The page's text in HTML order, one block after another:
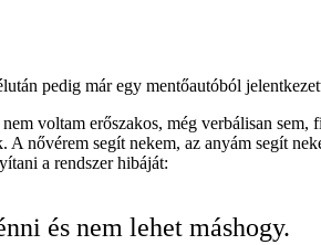
pedig már egy mentőautóból
voltam erőszakos, még verbálisan sem,
nővérem segít nekem, az anyám segít
a rendszer hibáját:
és nem lehet máshogy.